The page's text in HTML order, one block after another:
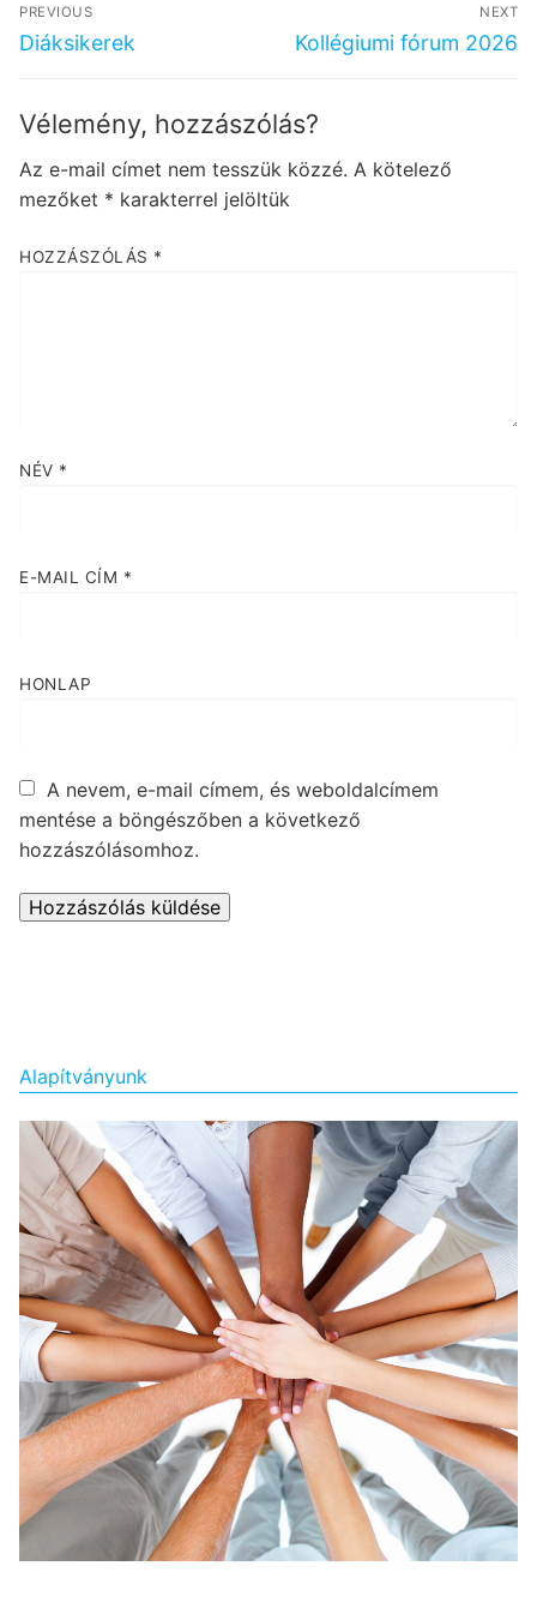
navigáció
PREVIOUS
Previous
Diáksikerek
NEXT
Next
Kollégiumi fórum 2026
Vélemény, hozzászólás?
Az e-mail címet nem tesszük közzé. A kötelező
mezőket * karakterrel jelöltük
HOZZÁSZÓLÁS *
NÉV *
E-MAIL CÍM *
HONLAP
A nevem, e-mail címem, és weboldalcímem
mentése a böngészőben a következő
hozzászólásomhoz.
Alapítványunk